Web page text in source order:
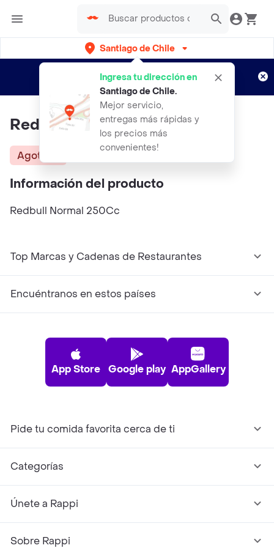
Santiago de Chile
Ingresa tu dirección en
Santiago de Chile.
Mejor servicio,
entregas más rápidas y
los precios más
convenientes!
envíos gratis por semanas
Aplican TyC
Red Bull Normal 250Cc
Agotado
Información del producto
Redbull Normal 250Cc
Top Marcas y Cadenas de Restaurantes
Encuéntranos en estos países
App Store Google play AppGallery
Pide tu comida favorita cerca de ti
Categorías
Únete a Rappi
Sobre Rappi